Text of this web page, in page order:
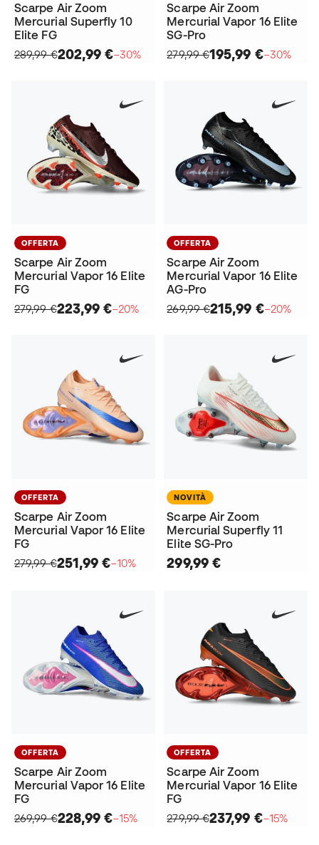
Scarpe Air Zoom
Mercurial Superfly 10
Elite FG
289,99 €202,99 €−30%
Scarpe Air Zoom
Mercurial Vapor 16 Elite
SG-Pro
279,99 €195,99 €−30%
OFFERTA
Scarpe Air Zoom
Mercurial Vapor 16 Elite
FG
279,99 €223,99 €−20%
OFFERTA
Scarpe Air Zoom
Mercurial Vapor 16 Elite
AG-Pro
269,99 €215,99 €−20%
OFFERTA
Scarpe Air Zoom
Mercurial Vapor 16 Elite
FG
279,99 €251,99 €−10%
NOVITÀ
Scarpe Air Zoom
Mercurial Superfly 11
Elite SG-Pro
299,99 €
OFFERTA
Scarpe Air Zoom
Mercurial Vapor 16 Elite
FG
269,99 €228,99 €−15%
OFFERTA
Scarpe Air Zoom
Mercurial Vapor 16 Elite
FG
279,99 €237,99 €−15%